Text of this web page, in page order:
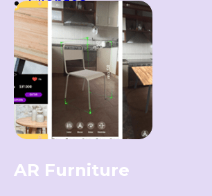
Industrias
AR Furniture